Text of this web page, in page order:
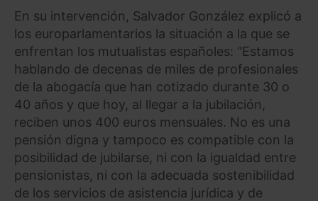
En su intervención, Salvador González explicó a
los europarlamentarios la situación a la que se
enfrentan los mutualistas españoles: “Estamos
hablando de decenas de miles de profesionales
de la abogacía que han cotizado durante 30 o
40 años y que hoy, al llegar a la jubilación,
reciben unos 400 euros mensuales. No es una
pensión digna y tampoco es compatible con la
posibilidad de jubilarse, ni con la igualdad entre
pensionistas, ni con la adecuada sostenibilidad
de los servicios de asistencia jurídica y de